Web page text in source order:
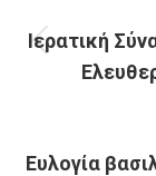
Ιερατική
Ευλογία